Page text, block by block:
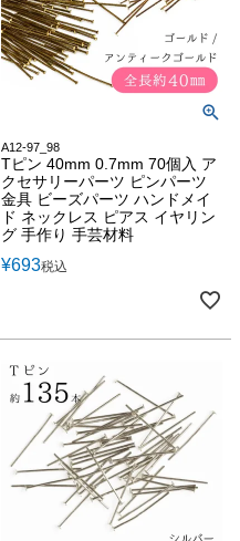
A12-97_98
Tピン 40mm 0.7mm 70個入 ア
クセサリーパーツ ピンパーツ
金具 ビーズパーツ ハンドメイ
ド ネックレス ピアス イヤリン
グ 手作り 手芸材料
¥693税込